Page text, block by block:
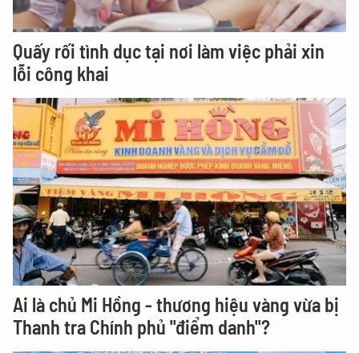
Quấy rối tình dục tại nơi làm việc phải xin
lỗi công khai
Ai là chủ Mi Hồng - thương hiệu vàng vừa bị
Thanh tra Chính phủ "điểm danh"?